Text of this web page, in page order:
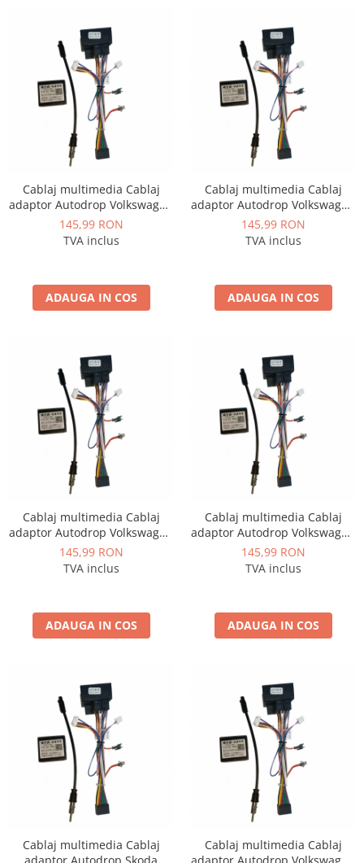
Rame adaptoare Opel
Rame adaptoare Skoda
Rame adaptoare Suzuki
Rame adaptoare Dacia
Rame adaptoare BMW
Rame adaptoare Renault
Rame adaptoare Honda
Rame Adaptoare Porsche
Rame adaptoare Peugeot
Rame adaptoare Citroen
Rame adaptoare Daihatsu
Rame adaptoare Mazda
Rame adaptoare Alfa Romeo
Rame adaptoare Fiat
Rame adaptoare Hyundai
Rame adaptoare Chevrolet
Rame adaptoare Mitsubishi
Rame adaptoare Jeep
Cablaj multimedia Cablaj
adaptor Autodrop Volkswagen
Polo (2004-2010) pentru
Navigații multimedia Android
145,99 RON
TVA inclus
ADAUGA IN COS
Cablaj multimedia Cablaj
adaptor Autodrop Volkswagen
Tiguan (2008-2010) pentru
Navigații multimedia Android
145,99 RON
TVA inclus
ADAUGA IN COS
Cablaj multimedia Cablaj
adaptor Autodrop Volkswagen
Tiguan (2010-2015) pentru
Navigații multimedia Android
145,99 RON
TVA inclus
ADAUGA IN COS
Cablaj multimedia Cablaj
adaptor Autodrop Volkswagen
Touran (2011-2015) pentru
Navigații multimedia Android
145,99 RON
TVA inclus
ADAUGA IN COS
Cablaj multimedia Cablaj
Cablaj multimedia Cablaj